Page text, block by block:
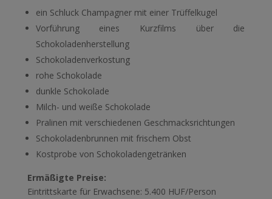
ein Schluck Champagner mit einer Trüffelkugel
Vorführung eines Kurzfilms über die
Schokoladenherstellung
Schokoladenverkostung
rohe Schokolade
dunkle Schokolade
Milch- und weiße Schokolade
Pralinen mit verschiedenen Geschmacksrichtungen
Schokoladenbrunnen mit frischem Obst
Kostprobe von Schokoladengetränken
Ermäßigte Preise:
Eintrittskarte für Erwachsene: 5.400 HUF/Person